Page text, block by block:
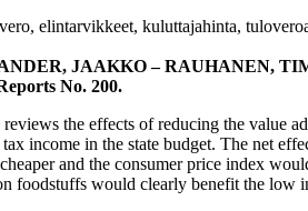
elintarvikkeet, kuluttajahinta,
JAAKKO – RAUHANEN,
No. 200.
the effects of reducing the value
income in the state budget. The net
and the consumer price index
foodstuffs would clearly benefit the low